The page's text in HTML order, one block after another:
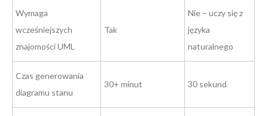
Wymaga
wcześniejszych
znajomości UML
Tak
Nie – uczy się z
języka
naturalnego
Czas generowania
diagramu stanu
30+ minut 30 sekund